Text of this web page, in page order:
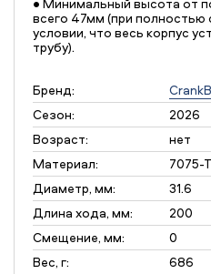
всего 47мм (при полностью
условии, что весь корпус
трубу).
Бренд:
Сезон:
2026
Возраст:
нет
Материал:
7075-
Диаметр, мм:
31.6
Длина хода, мм:
200
Смещение, мм:
0
Вес, г:
686